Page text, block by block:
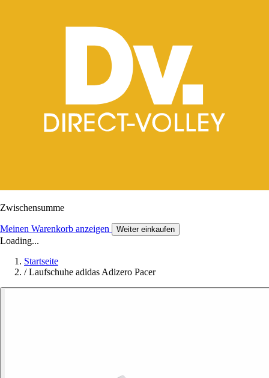
Zwischensumme
Meinen Warenkorb anzeigen Weiter einkaufen
Loading...
Startseite
/ Laufschuhe adidas Adizero Pacer